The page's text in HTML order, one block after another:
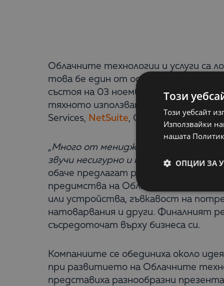
Облачните технологии и услуги са
това бе един от основните изводи
състоя на 03 ноември 2016 г. в
тяхното използване от бизнес
Services, NetSuite, Google и две
„Много от мениджърите у нас
звучи несигурно и неизвестно, като
обаче предлагат редица
предимства на Облака са:
или устройства, гъвкавост на
натоварвания и други. Финалният
съсредоточат върху бизнеса си.
Компаниите се обединиха около
при развитието на Облачните
представиха разнообразни
Този
Този уебсайт
Използвайки
нашата
ОПЦИИ ЗА